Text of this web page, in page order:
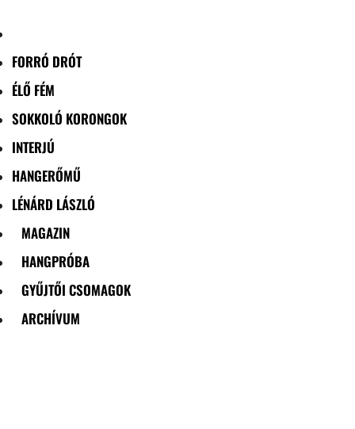
FORRÓ DRÓT
ÉLŐ FÉM
SOKKOLÓ KORONGOK
INTERJÚ
HANGERŐMŰ
LÉNÁRD LÁSZLÓ
MAGAZIN
HANGPRÓBA
GYŰJTŐI CSOMAGOK
ARCHÍVUM